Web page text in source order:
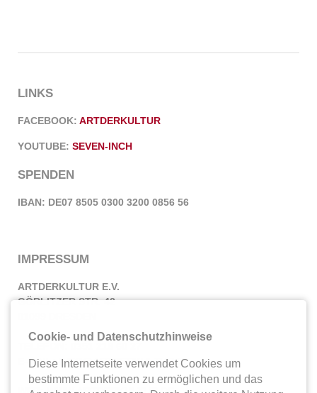
LINKS
FACEBOOK: ARTDERKULTUR
YOUTUBE: SEVEN-INCH
SPENDEN
IBAN: DE07 8505 0300 3200 0856 56
IMPRESSUM
ARTDERKULTUR E.V.
GÖRLITZER STR. 42
E-MAIL: INFO@ARTDERKULTUR.DE
Cookie- und Datenschutzhinweise
Diese Internetseite verwendet Cookies um
bestimmte Funktionen zu ermöglichen und das